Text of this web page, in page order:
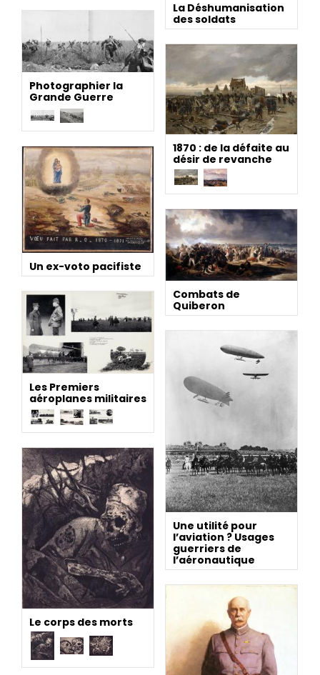
La Déshumanisation
des soldats
Photographier la
Grande Guerre
1870 : de la défaite au
désir de revanche
Un ex-voto pacifiste
Combats de
Quiberon
Les Premiers
aéroplanes militaires
Une utilité pour
l’aviation ? Usages
guerriers de
l’aéronautique
Le corps des morts